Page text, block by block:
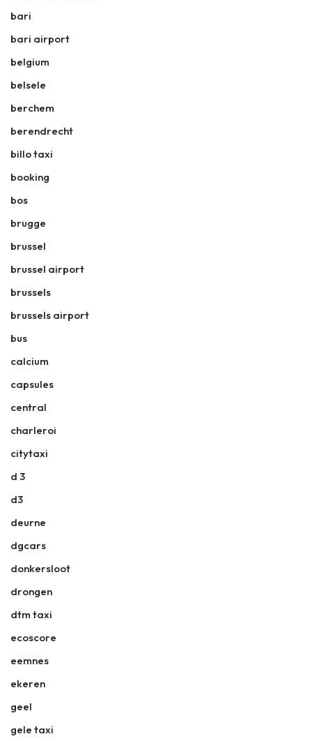
bari
bari airport
belgium
belsele
berchem
berendrecht
billo taxi
booking
bos
brugge
brussel
brussel airport
brussels
brussels airport
bus
calcium
capsules
central
charleroi
citytaxi
d 3
d3
deurne
dgcars
donkersloot
drongen
dtm taxi
ecoscore
eemnes
ekeren
geel
gele taxi